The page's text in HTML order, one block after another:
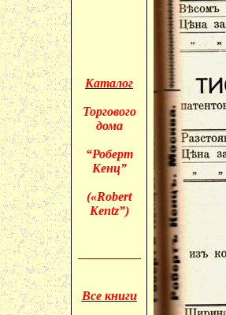
Каталог
Торгового
дома
“Роберт
Кенц”
(«Robert
Kentz”)
Все книги